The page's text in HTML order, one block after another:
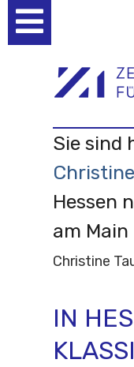
Werkzeuge
Sie sind
Hessen
am Main
Christine
IN